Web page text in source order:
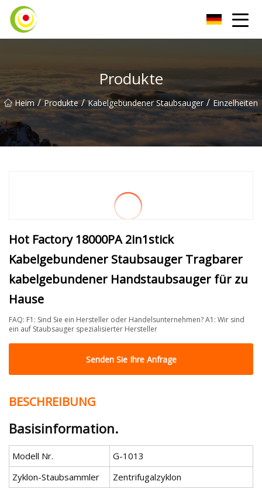
Produkte
Heim / Produkte / Kabelgebundener Staubsauger / Einzelheiten
Hot Factory 18000PA 2in1stick
Kabelgebundener Staubsauger Tragbarer
kabelgebundener Handstaubsauger für zu
Hause
FAQ: F1: Sind Sie ein Hersteller oder Handelsunternehmen? A1: Wir sind
ein auf Staubsauger spezialisierter Hersteller
Senden Sie Ihre Anfrage
BESCHREIBUNG
Basisinformation.
Modell Nr.
G-1013
Zyklon-Staubsammler
Zentrifugalzyklon